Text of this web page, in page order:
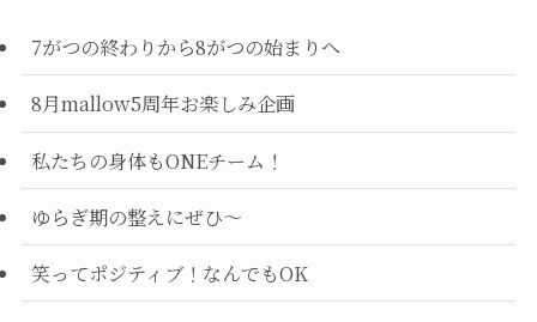
7がつの終わりから8がつの始まりへ
8月mallow5周年お楽しみ企画
私たちの身体もONEチーム！
ゆらぎ期の整えにぜひ～
笑ってポジティブ！なんでもOK